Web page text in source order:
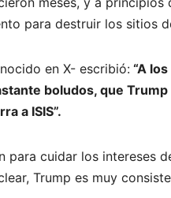
para destruir los sitios
en X- escribió: “A
boludos, que
a ISIS”.
para cuidar los intereses
Trump es muy